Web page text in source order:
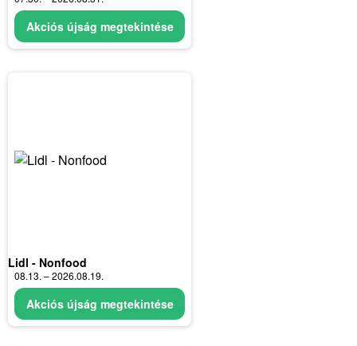
Akciós újság megtekintése
Lidl - Nonfood
08.13. – 2026.08.19.
Akciós újság megtekintése